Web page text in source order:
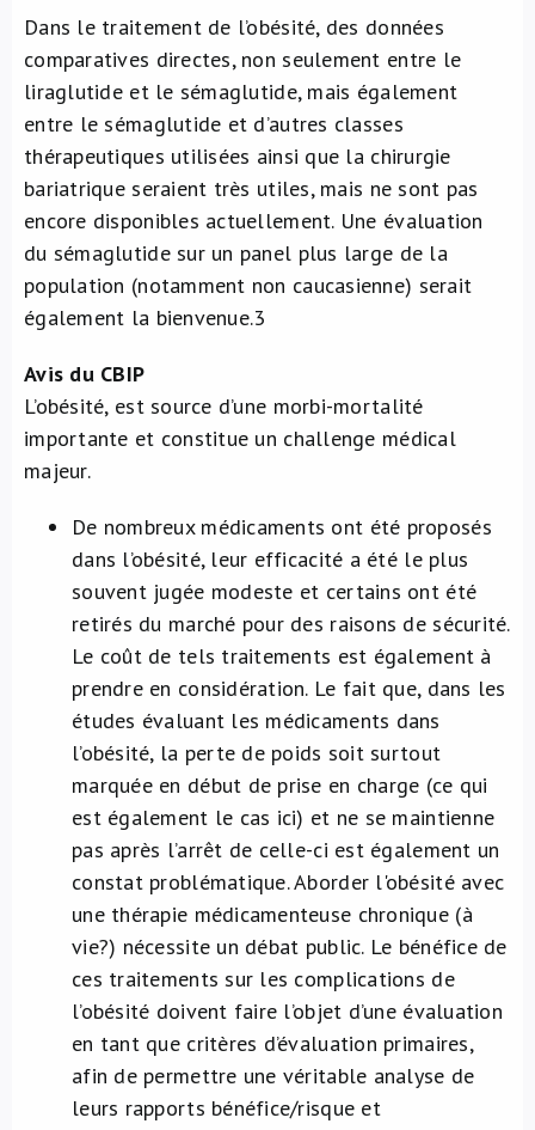
Dans le traitement de l’obésité, des données
comparatives directes, non seulement entre le
liraglutide et le sémaglutide, mais également
entre le sémaglutide et d’autres classes
thérapeutiques utilisées ainsi que la chirurgie
bariatrique seraient très utiles, mais ne sont pas
encore disponibles actuellement. Une évaluation
du sémaglutide sur un panel plus large de la
population (notamment non caucasienne) serait
également la bienvenue.3
Avis du CBIP
L’obésité, est source d’une morbi-mortalité
importante et constitue un challenge médical
majeur.
De nombreux médicaments ont été proposés
dans l’obésité, leur efficacité a été le plus
souvent jugée modeste et certains ont été
retirés du marché pour des raisons de sécurité.
Le coût de tels traitements est également à
prendre en considération. Le fait que, dans les
études évaluant les médicaments dans
l’obésité, la perte de poids soit surtout
marquée en début de prise en charge (ce qui
est également le cas ici) et ne se maintienne
pas après l’arrêt de celle-ci est également un
constat problématique. Aborder l'obésité avec
une thérapie médicamenteuse chronique (à
vie?) nécessite un débat public. Le bénéfice de
ces traitements sur les complications de
l’obésité doivent faire l’objet d’une évaluation
en tant que critères d’évaluation primaires,
afin de permettre une véritable analyse de
leurs rapports bénéfice/risque et